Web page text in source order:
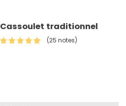
Cassoulet traditionnel
(25 notes)